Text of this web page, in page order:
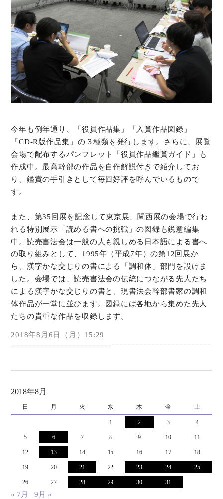
今年も例年通り、「役員作品集」「入賞作品図録」
「CD-R版作品集」の３種類を発行します。さらに、展覧
会場で配布するパンフレット「役員作品鑑賞ガイド」も
作成中。最高幹部の作品を自作解説付きで紹介してお
り、鑑賞の手引きとして毎回好評を呼んでいるもので
す。
また、第35回展を記念して東京展、関西展の会場で行わ
れる特別展示「読める書への挑戦」の図録も鋭意編集
中。読売書法会は一般の人も親しめる日本語による書へ
の取り組みとして、1995年（平成7年）の第12回展か
ら、漢字かな交じりの書による「調和体」部門を設けま
した。会場では、読売書法会の伝統につながる先人たち
による漢字かな交じりの書と、現書法会幹部書家の調和
体作品が一堂に並びます。図録には各地から集めた先人
たちの貴重な作品を収録します。
2018年8月6日（月）15:29
2018年8月
日 月 火 水 木 金 土
1 2 3 4
5 6 7 8 9 10 11
12 13 14 15 16 17 18
19 20 21 22 23 24 25
26 27 28 29 30 31
« 7月 9月 »